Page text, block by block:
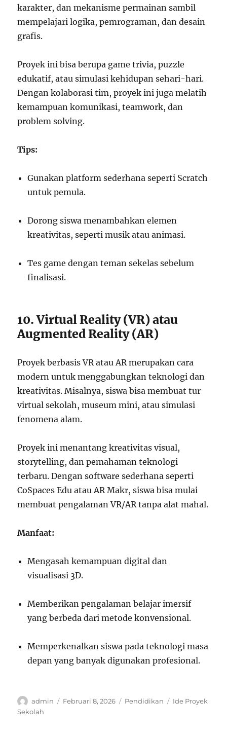
karakter, dan mekanisme permainan sambil
mempelajari logika, pemrograman, dan desain
grafis.
Proyek ini bisa berupa game trivia, puzzle
edukatif, atau simulasi kehidupan sehari-hari.
Dengan kolaborasi tim, proyek ini juga melatih
kemampuan komunikasi, teamwork, dan
problem solving.
Tips:
Gunakan platform sederhana seperti Scratch
untuk pemula.
Dorong siswa menambahkan elemen
kreativitas, seperti musik atau animasi.
Tes game dengan teman sekelas sebelum
finalisasi.
10. Virtual Reality (VR) atau
Augmented Reality (AR)
Proyek berbasis VR atau AR merupakan cara
modern untuk menggabungkan teknologi dan
kreativitas. Misalnya, siswa bisa membuat tur
virtual sekolah, museum mini, atau simulasi
fenomena alam.
Proyek ini menantang kreativitas visual,
storytelling, dan pemahaman teknologi
terbaru. Dengan software sederhana seperti
CoSpaces Edu atau AR Makr, siswa bisa mulai
membuat pengalaman VR/AR tanpa alat mahal.
Manfaat:
Mengasah kemampuan digital dan
visualisasi 3D.
Memberikan pengalaman belajar imersif
yang berbeda dari metode konvensional.
Memperkenalkan siswa pada teknologi masa
depan yang banyak digunakan profesional.
Author
admin
Posted
Februari 8, 2026 Categories
Pendidikan Tags
Ide Proyek
Sekolah